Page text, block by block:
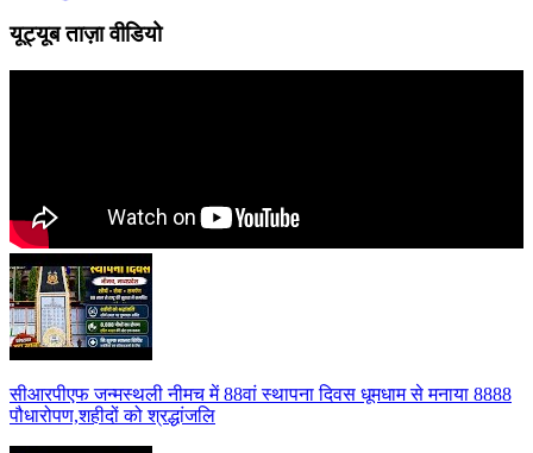
यूट्यूब ताज़ा वीडियो
सीआरपीएफ जन्मस्थली नीमच में 88वां स्थापना दिवस धूमधाम से मनाया 8888
पौधारोपण,शहीदों को श्रद्धांजलि